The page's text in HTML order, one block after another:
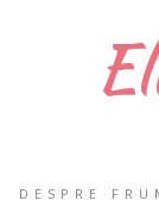
DESPRE